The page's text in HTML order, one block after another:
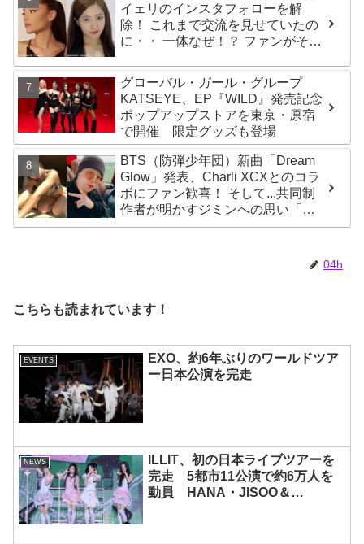
イェリのインスタフォローを解
除！ これまで交流を見せていたの
に・・ 一体なぜ！？ ファンがその
グローバル・ガール・グループ
KATSEYE、EP『WILD』発売記念
ポップアップストアを東京・原宿
で開催 限定グッズも登場
BTS（防弾少年団）新曲「Dream
Glow」発表、Charli XCXとのコラ
ボにファン歓喜！ そして...共同制
作者が明かすジミンへの思い「彼
の夢、そして彼の絶望から生まれ
04h
こちらも読まれています！
EVENTS
EXO、約6年ぶりのワールドツア
ー日本公演を完走
NEWS
ILLIT、初の日本ライブツアーを
完走 5都市11公演で約6万人を
動員 HANA・JISOO＆